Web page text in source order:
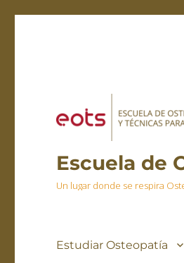
Escuela de
Un lugar donde se respira
Estudiar Osteopatía